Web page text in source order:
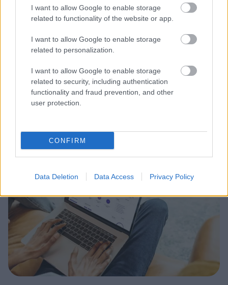
I want to allow Google to enable storage
related to functionality of the website or app.
I want to allow Google to enable storage
related to personalization.
I want to allow Google to enable storage
related to security, including authentication
functionality and fraud prevention, and other
user protection.
CONFIRM
Data Deletion Data Access Privacy Policy
Yhdistyksien ydintehtäviä on jäsenistön
ylläpito, jäsenlaskutus ja jäsenistölle
tiedottaminen. Tätä varten yhdistyksellä on
usein käytössään näihin tehtäviin erikoistuneita
jäsenrekisteriohjelmistoja.
Tehtävät jäsenrekisteriohjelmiston ja Finago